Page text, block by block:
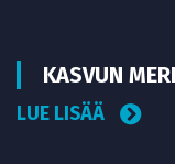
KASVUN
LUE LISÄÄ